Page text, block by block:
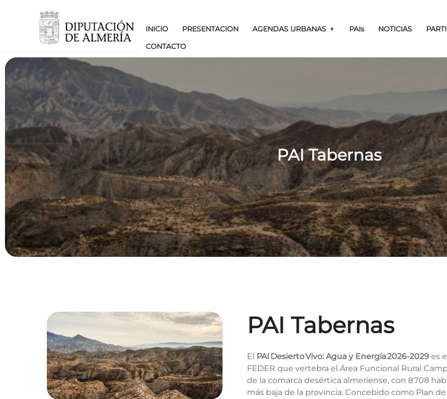
INICIO PRESENTACION AGENDAS URBANAS PAIs NOTICIAS
CONTACTO
PAI Tabernas
PAI Tabernas
PAI Tabernas
El PAI Desierto Vivo: Agua y Energía 2026‑2029 es
FEDER que vertebra el Área Funcional Rural
de la comarca desértica almeriense, con 8 708
más baja de la provincia. Concebido como Plan